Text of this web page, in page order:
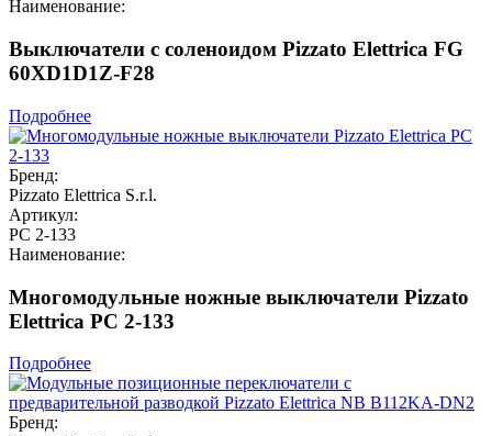
Наименование:
Выключатели с соленоидом Pizzato Elettrica FG
60XD1D1Z-F28
Подробнее
Бренд:
Pizzato Elettrica S.r.l.
Артикул:
PC 2-133
Наименование:
Многомодульные ножные выключатели Pizzato
Elettrica PC 2-133
Подробнее
Бренд: